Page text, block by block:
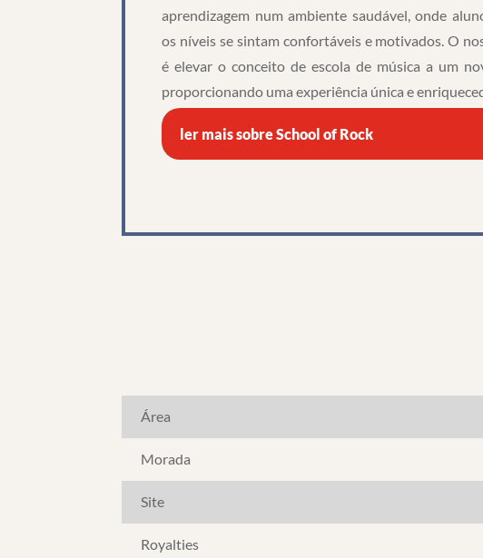
aprendizagem num ambiente saudável, onde
os níveis se sintam confortáveis e motivados. O
é elevar o conceito de escola de música a um
proporcionando uma experiência única e
ler mais sobre School of Rock
Área
Morada
Site
Royalties